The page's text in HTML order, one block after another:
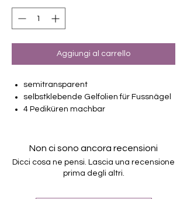
Aggiungi al carrello
semitransparent
selbstklebende Gelfolien für Fussnägel
4 Pediküren machbar
Halten bis zu 14 Tage
Non ci sono ancora recensioni
Dicci cosa ne pensi. Lascia una recensione
prima degli altri.